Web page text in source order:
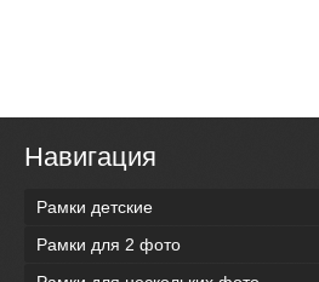
Навигация
Рамки детские
Рамки для 2 фото